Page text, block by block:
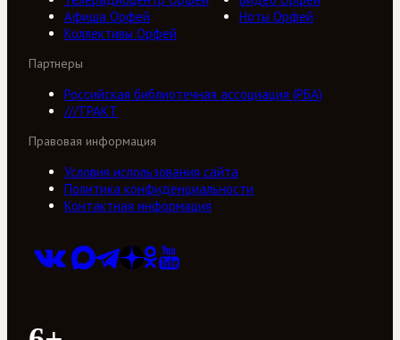
Афиша Орфей
Ноты Орфей
Коллективы Орфей
Партнеры
Российская библиотечная ассоциация (РБА)
///ТРАКТ
Правовая информация
Условия использования сайта
Политика конфиденциальности
Контактная информация